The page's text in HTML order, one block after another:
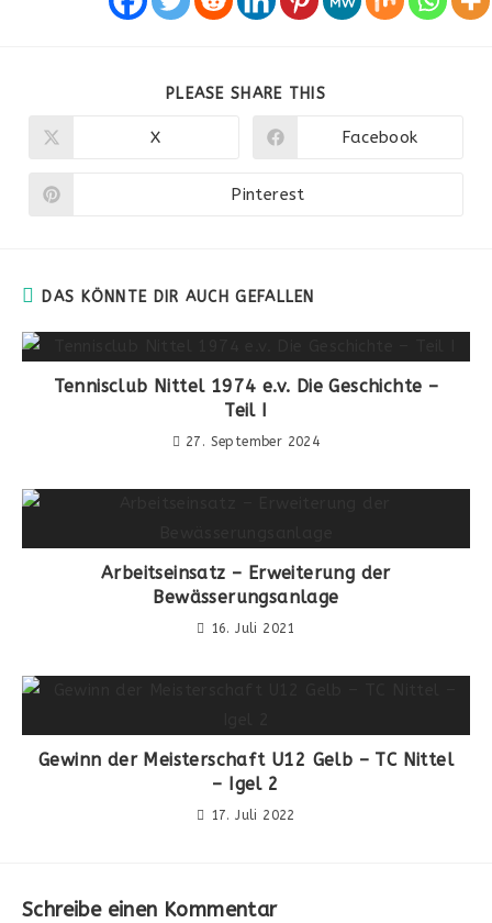
PLEASE SHARE THIS
X Facebook
Pinterest
DAS KÖNNTE DIR AUCH GEFALLEN
Tennisclub Nittel 1974 e.v. Die Geschichte –
Teil I
27. September 2024
Arbeitseinsatz – Erweiterung der
Bewässerungsanlage
16. Juli 2021
Gewinn der Meisterschaft U12 Gelb – TC Nittel
– Igel 2
17. Juli 2022
Schreibe einen Kommentar